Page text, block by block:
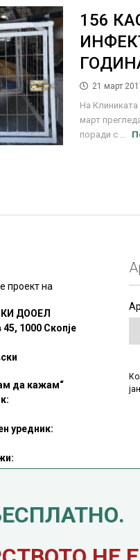
156
21 март
На Клиниката
март
поради с ...
проект на
ДООЕЛ
1000 Скопје
да кажам“
уредник:
е казниво со закон.
од оваа